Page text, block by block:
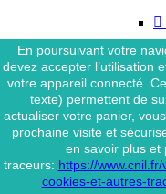



En poursuivant votre
devez accepter l’utilisation
votre appareil connecté.
texte) permettent de
actualiser votre panier,
prochaine visite et
en savoir plus et
traceurs: https://
cookies-et-autres-